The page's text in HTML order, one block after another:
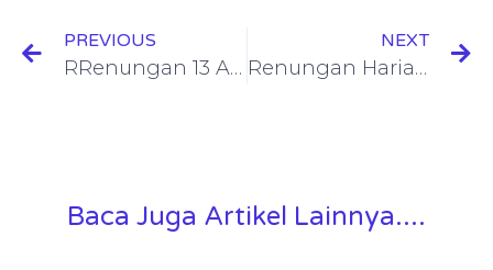
PREVIOUS
RRenungan 13 Apr 2022: 2 Samuel 12: 1-25 (Berani Berkonfrontasi)
NEXT
Renungan Harian 2 Kor 5: 21
Baca Juga Artikel Lainnya....